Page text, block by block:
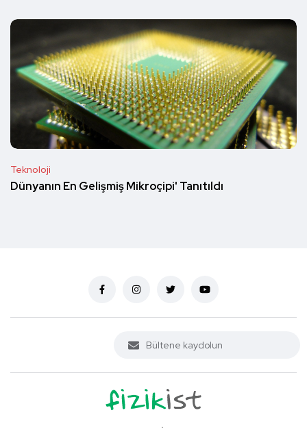
Teknoloji
Dünyanın En Gelişmiş Mikroçipi' Tanıtıldı